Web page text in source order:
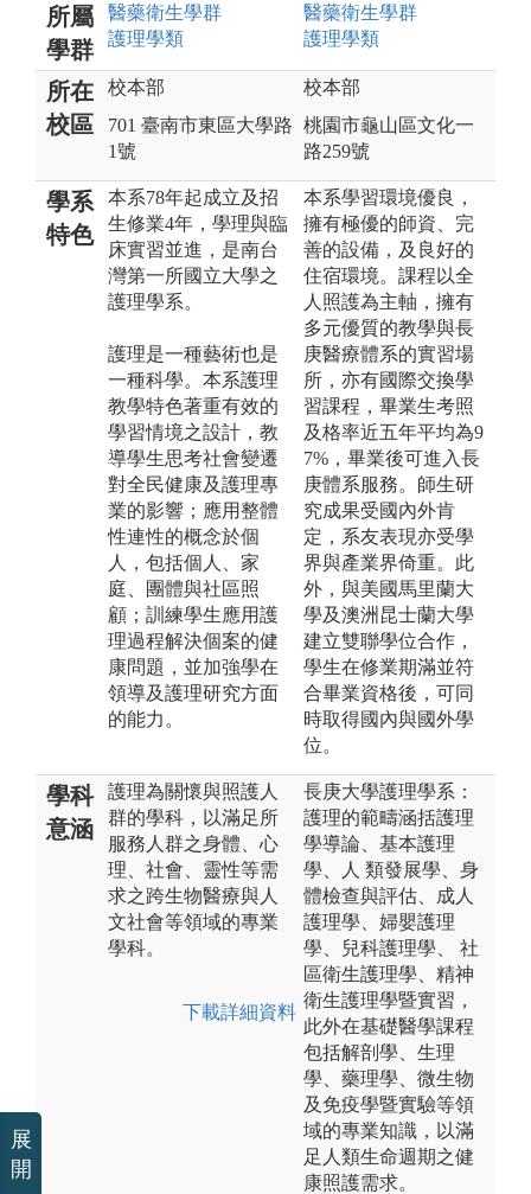
所屬
學群
醫藥衛生學群
護理學類
醫藥衛生學群
護理學類
所在
校區
校本部
701 臺南市東區大學路
1號
校本部
桃園市龜山區文化一
路259號
學系
特色
本系78年起成立及招
生修業4年，學理與臨
床實習並進，是南台
灣第一所國立大學之
護理學系。
護理是一種藝術也是
一種科學。本系護理
教學特色著重有效的
學習情境之設計，教
導學生思考社會變遷
對全民健康及護理專
業的影響；應用整體
性連性的概念於個
人，包括個人、家
庭、團體與社區照
顧；訓練學生應用護
理過程解決個案的健
康問題，並加強學在
領導及護理研究方面
的能力。
本系學習環境優良，
擁有極優的師資、完
善的設備，及良好的
住宿環境。課程以全
人照護為主軸，擁有
多元優質的教學與長
庚醫療體系的實習場
所，亦有國際交換學
習課程，畢業生考照
及格率近五年平均為9
7%，畢業後可進入長
庚體系服務。師生研
究成果受國內外肯
定，系友表現亦受學
界與產業界倚重。此
外，與美國馬里蘭大
學及澳洲昆士蘭大學
建立雙聯學位合作，
學生在修業期滿並符
合畢業資格後，可同
時取得國內與國外學
位。
學科
意涵
護理為關懷與照護人
群的學科，以滿足所
服務人群之身體、心
理、社會、靈性等需
求之跨生物醫療與人
文社會等領域的專業
學科。
下載詳細資料
長庚大學護理學系：
護理的範疇涵括護理
學導論、基本護理
學、人 類發展學、身
體檢查與評估、成人
護理學、婦嬰護理
學、兒科護理學、 社
區衛生護理學、精神
衛生護理學暨實習，
此外在基礎醫學課程
包括解剖學、生理
學、藥理學、微生物
及免疫學暨實驗等領
域的專業知識，以滿
足人類生命週期之健
康照護需求。
展
開